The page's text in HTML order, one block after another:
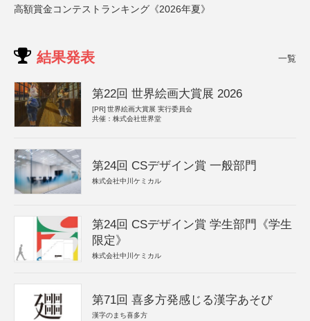
高額賞金コンテストランキング《2026年夏》
結果発表 一覧
第22回 世界絵画大賞展 2026
[PR] 世界絵画大賞展 実行委員会
共催：株式会社世界堂
第24回 CSデザイン賞 一般部門
株式会社中川ケミカル
第24回 CSデザイン賞 学生部門《学生
限定》
株式会社中川ケミカル
第71回 喜多方発感じる漢字あそび
漢字のまち喜多方